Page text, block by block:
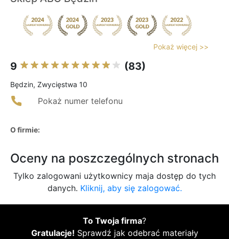
Pokaż więcej >>
9 (83)
Będzin, Zwycięstwa 10
Pokaż numer telefonu
O firmie:
Oceny na poszczególnych stronach
Tylko zalogowani użytkownicy maja dostęp do tych
danych. Kliknij, aby się zalogować.
To Twoja firma?
Gratulacje! Sprawdź jak odebrać materiały